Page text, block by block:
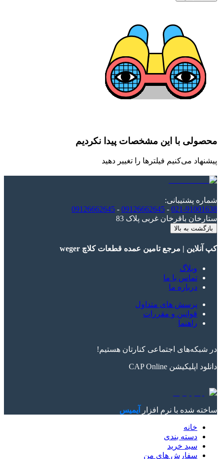
محصولی با این مشخصات پیدا نکردیم
پیشنهاد می‌کنیم فیلترها را تغییر دهید
شماره پشتیبانی:
021-91001638
-
09126662645
-
09126662645
ستارخان باقرخان غربی پلاک 83
بازگشت به بالا
کپ آنلاین | مرجع تامین عمده قطعات کلاچ weger
وبلاگ
تماس با ما
درباره ما
پرسش های متداول
قوانین و مقررات
راهنما
در شبکه‌های اجتماعی کنارتان هستیم!
دانلود اپلیکیشن CAP Online
ساخته شده با نرم افزار آیمیس
خانه
دسته بندی
سبد خرید
سفارش های من